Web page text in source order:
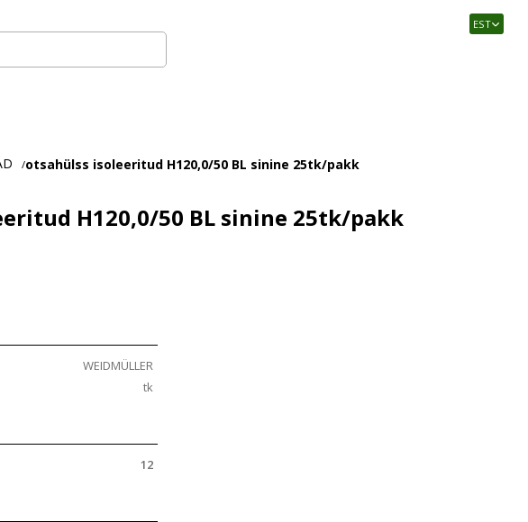
EST
/otsahülss isoleeritud H120,0/50 BL sinine 25tk/pakk
H120,0/50 BL sinine 25tk/pakk
WEIDMÜLLER
tk
12